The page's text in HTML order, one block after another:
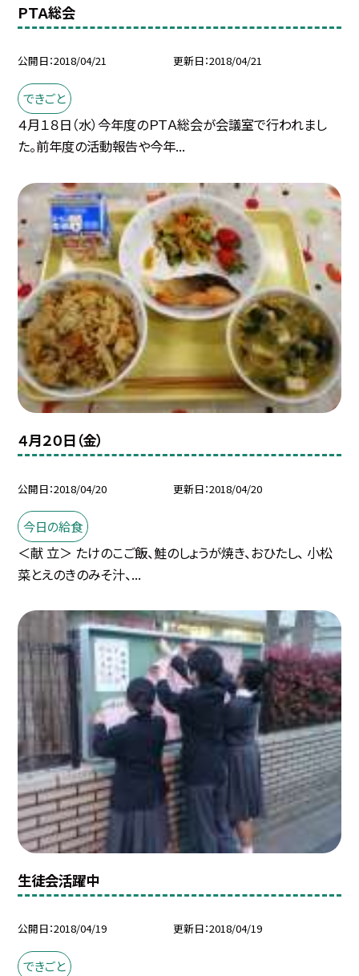
ＰＴＡ総会
公開日 2018/04/21 更新日 2018/04/21
できごと
４月１８日（水）今年度のＰＴＡ総会が会議室で行われまし
た。前年度の活動報告や今年...
４月２０日（金）
公開日 2018/04/20 更新日 2018/04/20
今日の給食
＜献 立＞ たけのこご飯、鮭のしょうが焼き、おひたし、 小松
菜とえのきのみそ汁、...
生徒会活躍中
公開日 2018/04/19 更新日 2018/04/19
できごと